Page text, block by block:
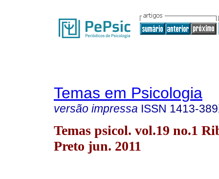
Temas em Psicologia
versão impressa ISSN 1413-
Temas psicol. vol.19 no.1
Preto jun. 2011